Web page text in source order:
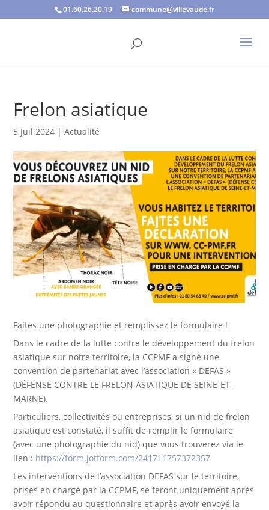
01.60.26.20.19 commune@villevaude.fr
Frelon asiatique
5 Juil 2024 |Actualité
Faites une photographie et remplissez le formulaire !
Dans le cadre de la lutte contre le développement du frelon
asiatique sur notre territoire, la CCPMF a signé une
convention de partenariat avec l’association « DEFAS »
(DÉFENSE CONTRE LE FRELON ASIATIQUE DE SEINE-ET-
MARNE).
Particuliers, collectivités ou entreprises, si un nid de frelon
asiatique est constaté, il suffit de remplir le formulaire
(avec une photographie du nid) que vous trouverez via le
lien : https://form.jotform.com/241711757372357
Les interventions de l’association DEFAS sur le territoire,
prises en charge par la CCPMF, se feront uniquement après
avoir répondu au questionnaire et après avoir envoyé la